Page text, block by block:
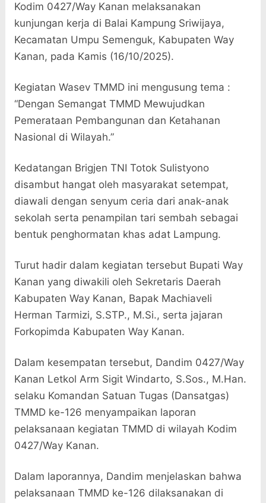
Kodim 0427/Way Kanan melaksanakan
kunjungan kerja di Balai Kampung Sriwijaya,
Kecamatan Umpu Semenguk, Kabupaten Way
Kanan, pada Kamis (16/10/2025).
Kegiatan Wasev TMMD ini mengusung tema :
“Dengan Semangat TMMD Mewujudkan
Pemerataan Pembangunan dan Ketahanan
Nasional di Wilayah.”
Kedatangan Brigjen TNI Totok Sulistyono
disambut hangat oleh masyarakat setempat,
diawali dengan senyum ceria dari anak-anak
sekolah serta penampilan tari sembah sebagai
bentuk penghormatan khas adat Lampung.
Turut hadir dalam kegiatan tersebut Bupati Way
Kanan yang diwakili oleh Sekretaris Daerah
Kabupaten Way Kanan, Bapak Machiaveli
Herman Tarmizi, S.STP., M.Si., serta jajaran
Forkopimda Kabupaten Way Kanan.
Dalam kesempatan tersebut, Dandim 0427/Way
Kanan Letkol Arm Sigit Windarto, S.Sos., M.Han.
selaku Komandan Satuan Tugas (Dansatgas)
TMMD ke-126 menyampaikan laporan
pelaksanaan kegiatan TMMD di wilayah Kodim
0427/Way Kanan.
Dalam laporannya, Dandim menjelaskan bahwa
pelaksanaan TMMD ke-126 dilaksanakan di